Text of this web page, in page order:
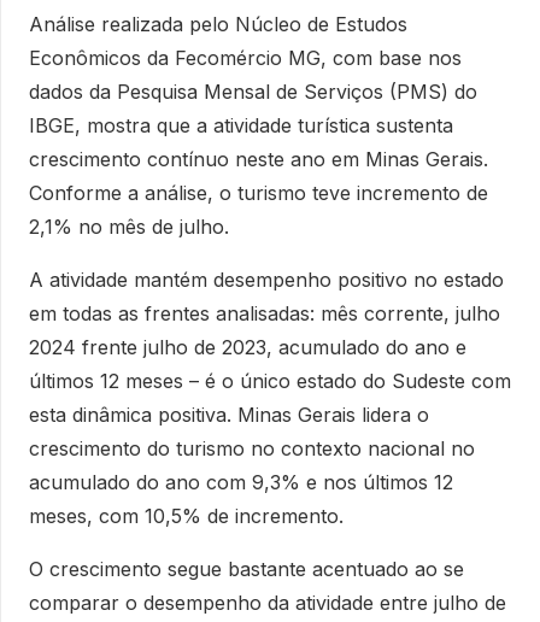
Análise realizada pelo Núcleo de Estudos
Econômicos da Fecomércio MG, com base nos
dados da Pesquisa Mensal de Serviços (PMS) do
IBGE, mostra que a atividade turística sustenta
crescimento contínuo neste ano em Minas Gerais.
Conforme a análise, o turismo teve incremento de
2,1% no mês de julho.
A atividade mantém desempenho positivo no estado
em todas as frentes analisadas: mês corrente, julho
2024 frente julho de 2023, acumulado do ano e
últimos 12 meses – é o único estado do Sudeste com
esta dinâmica positiva. Minas Gerais lidera o
crescimento do turismo no contexto nacional no
acumulado do ano com 9,3% e nos últimos 12
meses, com 10,5% de incremento.
O crescimento segue bastante acentuado ao se
comparar o desempenho da atividade entre julho de